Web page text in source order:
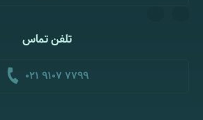
تلفن تماس
021 9107 7799